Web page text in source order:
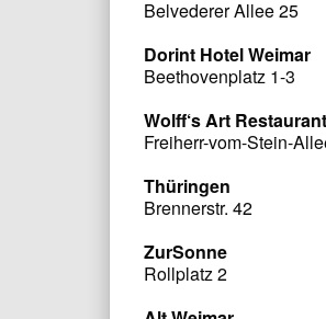
Belvederer Allee 25
Dorint Hotel Weimar
Beethovenplatz 1-3
Wolff‘s Art Restaurant
Freiherr-vom-Stein-
Thüringen
Brennerstr. 42
ZurSonne
Rollplatz 2